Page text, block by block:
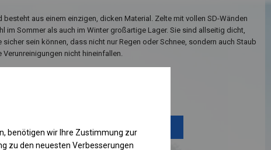
besteht aus einem einzigen, dicken Material. Zelte mit vollen SD-Wänden
im Sommer als auch im Winter großartige Lager. Sie sind allseitig dicht,
sicher sein können, dass nicht nur Regen oder Schnee, sondern auch Staub
Verunreinigungen nicht hineinfallen.
Plane ändern
benötigen wir Ihre Zustimmung zur
zu den neuesten Verbesserungen